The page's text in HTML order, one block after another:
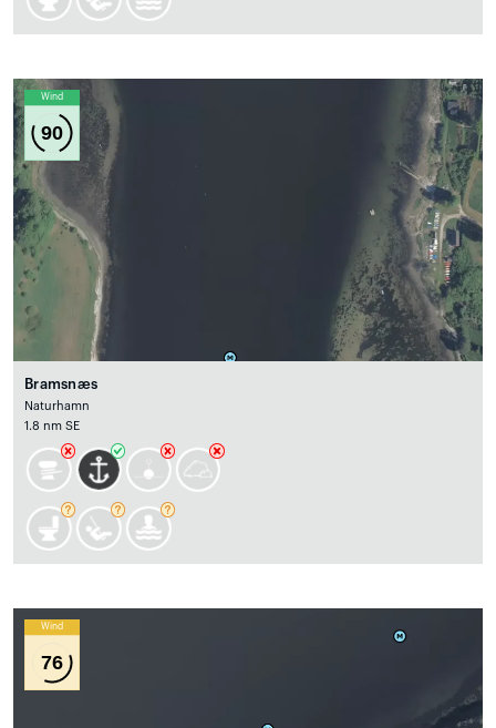
Wind
90
Bramsnæs
Naturhamn
1.8 nm SE
Wind
76